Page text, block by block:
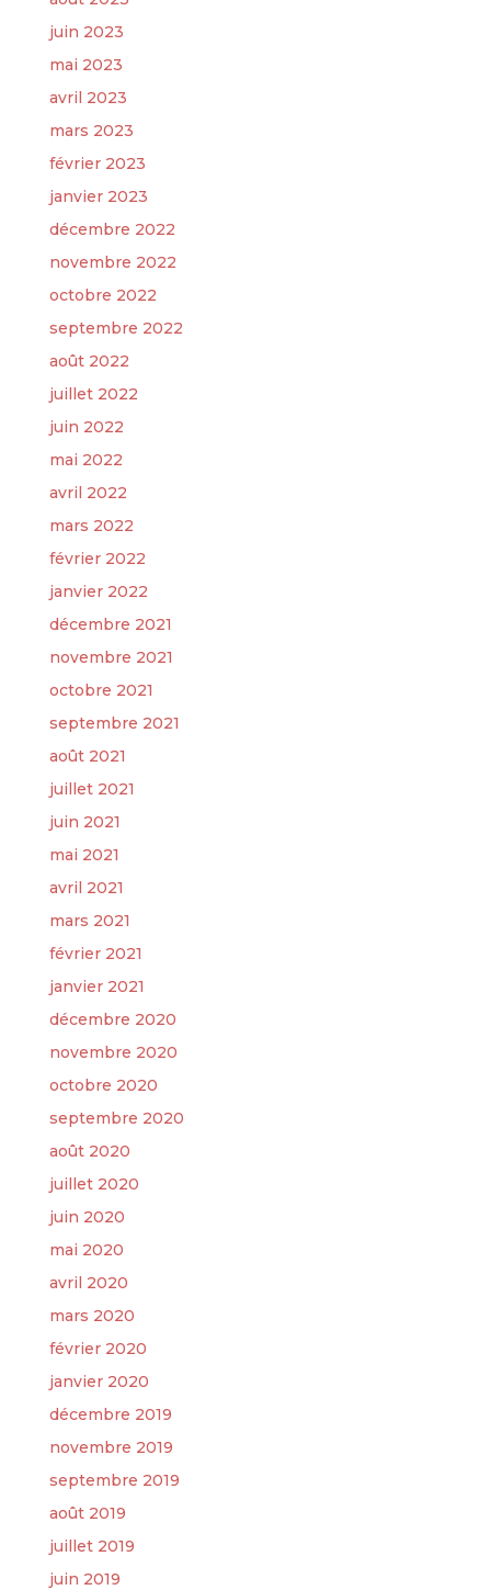
juin 2023
mai 2023
avril 2023
mars 2023
février 2023
janvier 2023
décembre 2022
novembre 2022
octobre 2022
septembre 2022
août 2022
juillet 2022
juin 2022
mai 2022
avril 2022
mars 2022
février 2022
janvier 2022
décembre 2021
novembre 2021
octobre 2021
septembre 2021
août 2021
juillet 2021
juin 2021
mai 2021
avril 2021
mars 2021
février 2021
janvier 2021
décembre 2020
novembre 2020
octobre 2020
septembre 2020
août 2020
juillet 2020
juin 2020
mai 2020
avril 2020
mars 2020
février 2020
janvier 2020
décembre 2019
novembre 2019
septembre 2019
août 2019
juillet 2019
juin 2019